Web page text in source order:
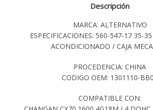
Descripción
MARCA: ALTERNATIVO
ESPECIFICACIONES: 560-547-17 35-
ACONDICIONADO / CAJA
PROCEDENCIA: CHINA
CODIGO OEM: 1301110-
COMPATIBLE CON: